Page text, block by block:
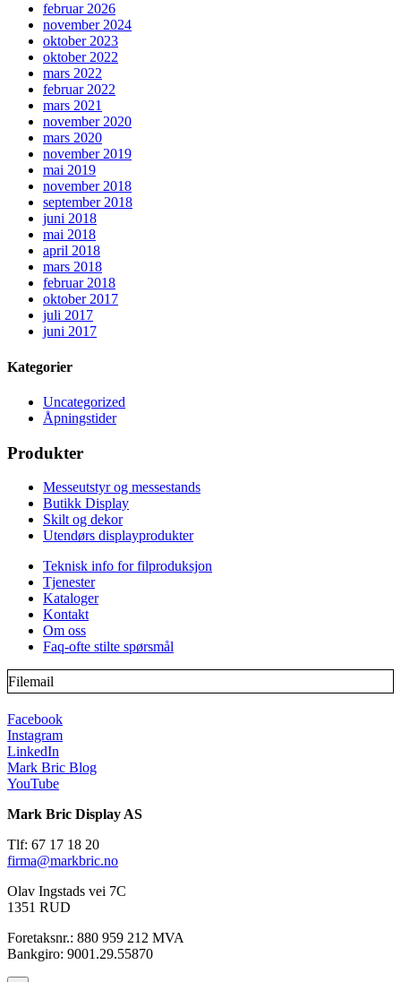
februar 2026
november 2024
oktober 2023
oktober 2022
mars 2022
februar 2022
mars 2021
november 2020
mars 2020
november 2019
mai 2019
november 2018
september 2018
juni 2018
mai 2018
april 2018
mars 2018
februar 2018
oktober 2017
juli 2017
juni 2017
Kategorier
Uncategorized
Åpningstider
Produkter
Messeutstyr og messestands
Butikk Display
Skilt og dekor
Utendørs displayprodukter
Teknisk info for filproduksjon
Tjenester
Kataloger
Kontakt
Om oss
Faq-ofte stilte spørsmål
Filemail
Facebook
Instagram
LinkedIn
Mark Bric Blog
YouTube
Mark Bric Display AS
Tlf: 67 17 18 20
firma@markbric.no
Olav Ingstads vei 7C
1351 RUD
Foretaksnr.: 880 959 212 MVA
Bankgiro: 9001.29.55870